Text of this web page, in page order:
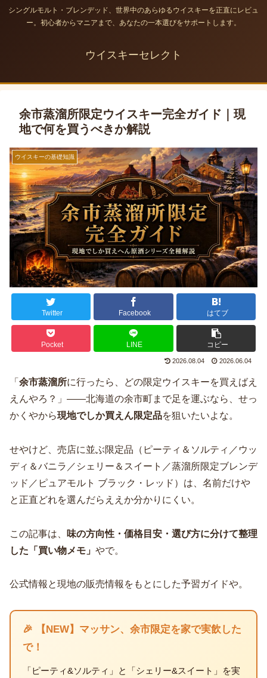
シングルモルト・ブレンデッド、世界中のあらゆるウイスキーを正直にレビュ
ー。初心者からマニアまで、あなたの一本選びをサポートします。
ウイスキーセレクト
余市蒸溜所限定ウイスキー完全ガイド｜現
地で何を買うべきか解説
ウイスキーの基礎知識
Twitter Facebook はてブ
Pocket LINE コピー
2026.08.04 2026.06.04
「 余市蒸溜所に行ったら、どの限定ウイスキーを買えばえ
えんやろ？」——北海道の余市町まで足を運ぶなら、せっ
かくやから現地でしか買えん限定品を狙いたいよな。
せやけど、売店に並ぶ限定品（ピーティ＆ソルティ／ウッ
ディ＆バニラ／シェリー＆スイート／蒸溜所限定ブレンデ
ッド／ピュアモルト ブラック・レッド）は、名前だけや
と正直どれを選んだらええか分かりにくい。
この記事は、
味の方向性・価格目安・選び方に分けて整理
した「買い物メモ」 やで。
公式情報と現地の販売情報をもとにした予習ガイドや。
🎉 【NEW】マッサン、余市限定を家で実飲した
で！
「ピーティ&ソルティ」と「シェリー&スイート」を実